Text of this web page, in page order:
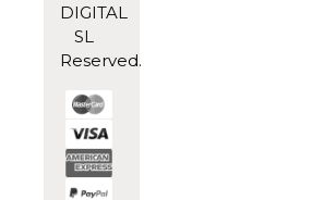
DIGITAL
SL
Reserved.